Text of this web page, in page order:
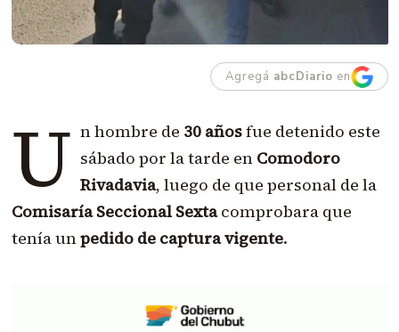
Agregá abcDiario en
U n hombre de 30 añosfue detenido este
sábado por la tarde en Comodoro
Rivadavia, luego de que personal de la
Comisaría Seccional Sextacomprobara que
tenía unpedido de captura vigente.